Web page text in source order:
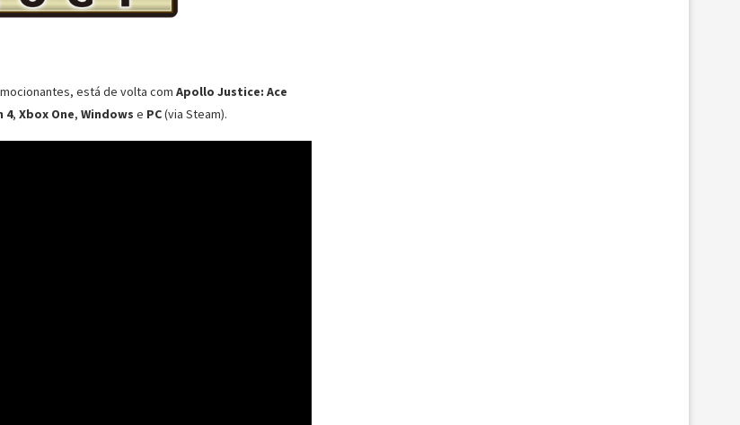
está de volta com Apollo Justice: Ace
4, Xbox One, Windows e PC(via Steam).